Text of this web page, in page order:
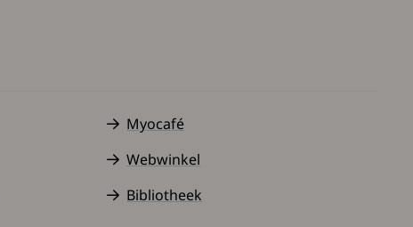
Myocafé
Webwinkel
Bibliotheek